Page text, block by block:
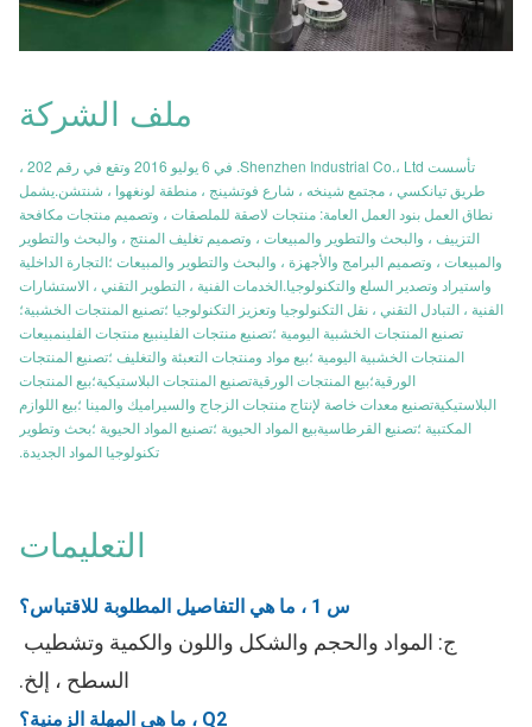
ملف الشركة
تأسست Shenzhen Industrial Co.، Ltd. في 6 يوليو 2016 وتقع في رقم 202 ،
طريق تيانكسي ، مجتمع شينخه ، شارع فوتشينج ، منطقة لونغهوا ، شنتشن.يشمل
نطاق العمل بنود العمل العامة: منتجات لاصقة للملصقات ، وتصميم منتجات مكافحة
التزييف ، والبحث والتطوير والمبيعات ، وتصميم تغليف المنتج ، والبحث والتطوير
والمبيعات ، وتصميم البرامج والأجهزة ، والبحث والتطوير والمبيعات ؛التجارة الداخلية
واستيراد وتصدير السلع والتكنولوجيا.الخدمات الفنية ، التطوير التقني ، الاستشارات
الفنية ، التبادل التقني ، نقل التكنولوجيا وتعزيز التكنولوجيا ؛تصنيع المنتجات الخشبية؛
تصنيع المنتجات الخشبية اليومية ؛تصنيع منتجات الفلينبيع منتجات الفلينمبيعات
المنتجات الخشبية اليومية ؛بيع مواد ومنتجات التعبئة والتغليف ؛تصنيع المنتجات
الورقية؛بيع المنتجات الورقيةتصنيع المنتجات البلاستيكية؛بيع المنتجات
البلاستيكيةتصنيع معدات خاصة لإنتاج منتجات الزجاج والسيراميك والمينا ؛بيع اللوازم
المكتبية ؛تصنيع القرطاسيةبيع المواد الحيوية ؛تصنيع المواد الحيوية ؛بحث وتطوير
تكنولوجيا المواد الجديدة.
التعليمات
س 1 ، ما هي التفاصيل المطلوبة للاقتباس؟
السطح ، إلخ.
Q2 ، ما هي المهلة الزمنية؟